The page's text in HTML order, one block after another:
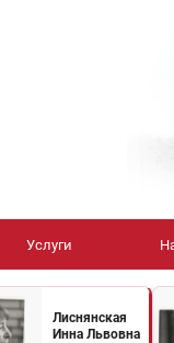
Услуги
Лиснянская
Инна Львовна